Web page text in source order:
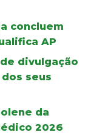
concluem
AP
divulgação
seus
da
2026